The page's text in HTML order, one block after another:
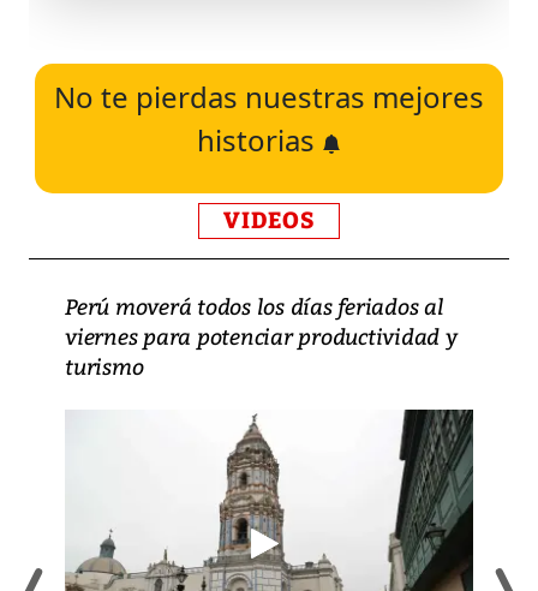
No te pierdas nuestras mejores
historias
VIDEOS
Perú moverá todos los días feriados al
viernes para potenciar productividad y
turismo